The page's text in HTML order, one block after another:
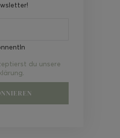
du unsere